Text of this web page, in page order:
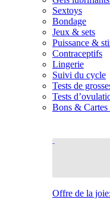
Sextoys
Bondage
Jeux & sets
Puissance &
Contraceptifs
Lingerie
Suivi du cycle
Tests de
Tests
Bons & Cartes
Offre de la